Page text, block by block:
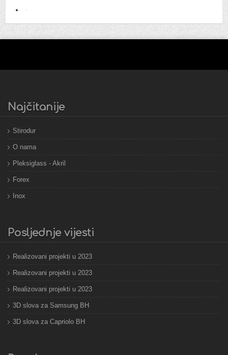
Najčitanije
Stirodur
O nama
Pleksiglass - Akril
Forex
Inox
Posljednje vijesti
Realizovani projekti u 2023
Realizovani projekti u 2023
Realizovani projekti u 2023
3D slova za Samsung BH
3D slova za Capriolo BH